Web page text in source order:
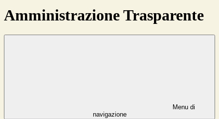
Amministrazione Trasparente
Menu di
navigazione